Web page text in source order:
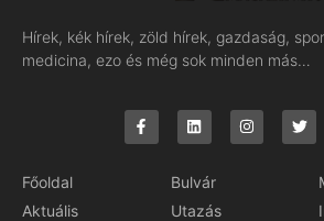
Hírek, kék hírek, zöld hírek, gazdaság,
medicina, ezo és még sok minden más…
Főoldal
Aktuális
Bulvár
Utazás